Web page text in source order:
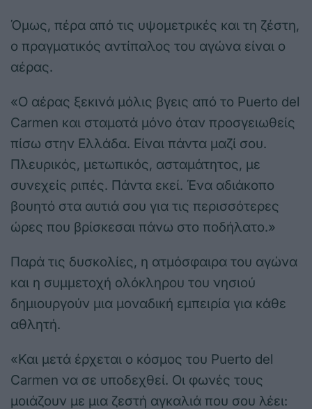
Όμως, πέρα από τις υψομετρικές και τη ζέστη,
ο πραγματικός αντίπαλος του αγώνα είναι ο
αέρας.
«Ο αέρας ξεκινά μόλις βγεις από το Puerto del
Carmen και σταματά μόνο όταν προσγειωθείς
πίσω στην Ελλάδα. Είναι πάντα μαζί σου.
Πλευρικός, μετωπικός, ασταμάτητος, με
συνεχείς ριπές. Πάντα εκεί. Ένα αδιάκοπο
βουητό στα αυτιά σου για τις περισσότερες
ώρες που βρίσκεσαι πάνω στο ποδήλατο.»
Παρά τις δυσκολίες, η ατμόσφαιρα του αγώνα
και η συμμετοχή ολόκληρου του νησιού
δημιουργούν μια μοναδική εμπειρία για κάθε
αθλητή.
«Και μετά έρχεται ο κόσμος του Puerto del
Carmen να σε υποδεχθεί. Οι φωνές τους
μοιάζουν με μια ζεστή αγκαλιά που σου λέει: